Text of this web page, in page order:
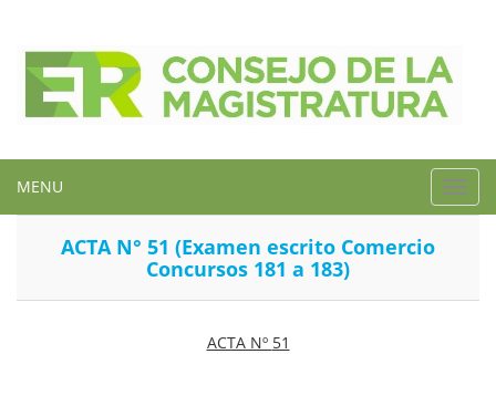
MENU
ACTA N° 51 (Examen escrito Comercio
Concursos 181 a 183)
ACTA Nº 51